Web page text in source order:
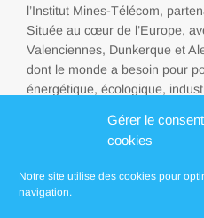
Gérer le
cookies
Notre site utilise des cookies pour
navigation.
l’Institut Mines-Télécom,
Située au cœur de l’Europe,
Valenciennes, Dunkerque et
dont le monde a besoin pour
énergétique, écologique,
FAQ